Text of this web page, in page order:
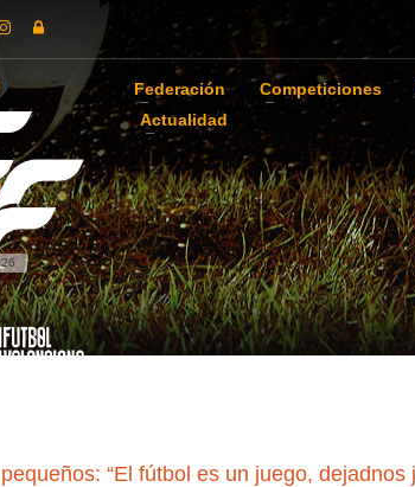
Federación Competiciones
Actualidad
“El fútbol es un juego, dejadnos